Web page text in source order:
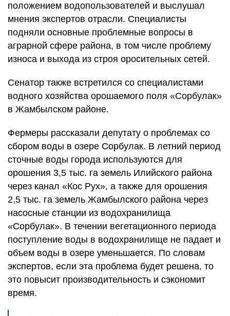
положением водопользователей и выслушал
мнения экспертов отрасли. Специалисты
подняли основные проблемные вопросы в
аграрной сфере района, в том числе проблему
износа и выхода из строя оросительных сетей.
Сенатор также встретился со специалистами
водного хозяйства орошаемого поля «Сорбулак»
в Жамбылском районе.
Фермеры рассказали депутату о проблемах со
сбором воды в озере Сорбулак. В летний период
сточные воды города используются для
орошения 3,5 тыс. га земель Илийского района
через канал «Кос Рух», а также для орошения
2,5 тыс. га земель Жамбылского района через
насосные станции из водохранилища
«Сорбулак». В течении вегетационного периода
поступление воды в водохранилище не падает и
объем воды в озере уменьшается. По словам
экспертов, если эта проблема будет решена, то
это повысит производительность и сэкономит
время.